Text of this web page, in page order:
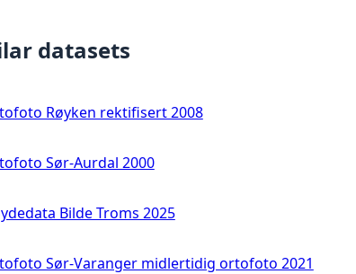
datasets
Røyken rektifisert 2008
Sør-Aurdal 2000
Bilde Troms 2025
Sør-Varanger midlertidig ortofoto 2021